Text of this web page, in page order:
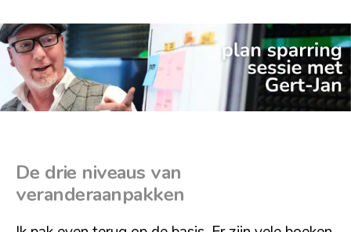
De drie niveaus van
veranderaanpakken